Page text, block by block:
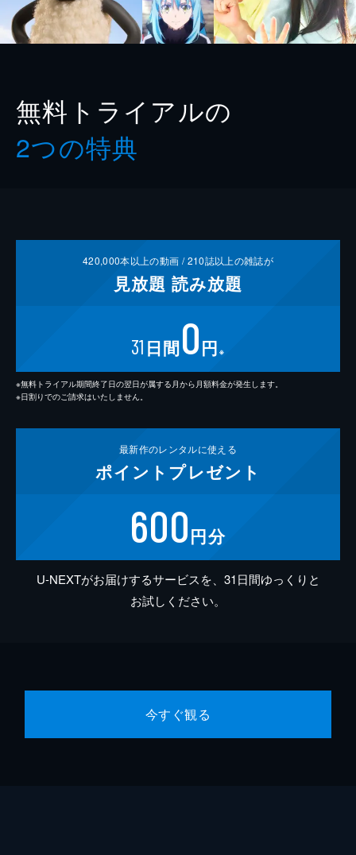
無料トライアルの
2つの特典
420,000本以上の動画 /210誌以上の雑誌が
見放題 読み放題
31 日間0円 ※
※無料トライアル期間終了日の翌日が属する月から月額料金が発生します。
※日割りでのご請求はいたしません。
最新作のレンタルに使える
ポイント プレゼント
600円分
U-NEXTがお届けするサービスを、31日間ゆっくりと
お試しください。
今すぐ観る